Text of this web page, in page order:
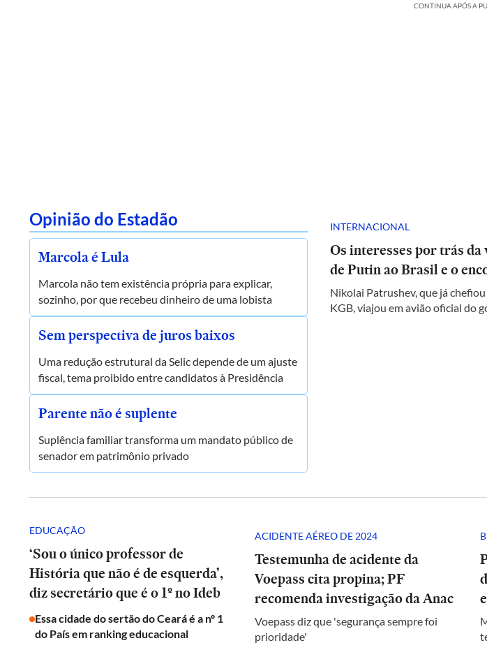
CONTINUA APÓS A
Opinião do Estadão
Marcola é Lula
Marcola não tem existência própria para explicar,
sozinho, por que recebeu dinheiro de uma lobista
Sem perspectiva de juros baixos
Uma redução estrutural da Selic depende de um ajuste
fiscal, tema proibido entre candidatos à Presidência
Parente não é suplente
Suplência familiar transforma um mandato público de
senador em patrimônio privado
INTERNACIONAL
Os interesses por trás da
de Putin ao Brasil e o
Nikolai Patrushev, que já
KGB, viajou em avião oficial do
EDUCAÇÃO
‘Sou o único professor de
História que não é de esquerda’,
diz secretário que é o 1º no Ideb
Essa cidade do sertão do Ceará é a nº 1
do País em ranking educacional
ACIDENTE AÉREO DE 2024
Testemunha de acidente da
Voepass cita propina; PF
recomenda investigação da Anac
Voepass diz que 'segurança sempre foi
prioridade'